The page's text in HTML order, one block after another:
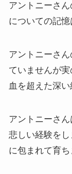
アントニーさ
についての記憶
アントニーさ
ていませんが実
血を超えた深い
アントニーさ
悲しい経験を
に包まれて育ち